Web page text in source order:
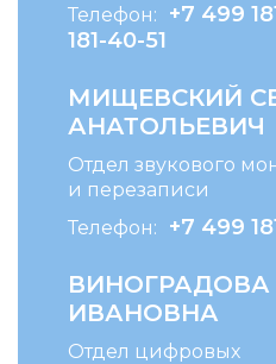
Телефон:
+7 499
181-40-51
МИЩЕВСКИЙ
АНАТОЛЬЕВИЧ
Отдел звукового
и перезаписи
Телефон:
+7 499
ВИНОГРАДОВА
ИВАНОВНА
Отдел цифровых